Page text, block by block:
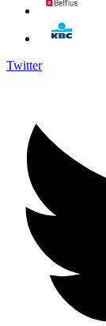
Twitter